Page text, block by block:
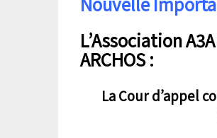
L’Association
ARCHOS :
La Cour d’appel